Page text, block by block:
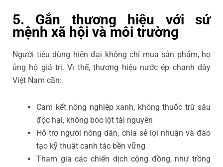
5. Gắn thương hiệu với sứ
mệnh xã hội và môi trường
Người tiêu dùng hiện đại không chỉ mua sản phẩm, họ
ủng hộ giá trị. Vì thế, thương hiệu nước ép chanh dây
Việt Nam cần:
Cam kết nông nghiệp xanh, không thuốc trừ sâu
độc hại, không bóc lột tài nguyên
Hỗ trợ người nông dân, chia sẻ lợi nhuận và đào
tạo kỹ thuật canh tác bền vững
Tham gia các chiến dịch cộng đồng, như trồng